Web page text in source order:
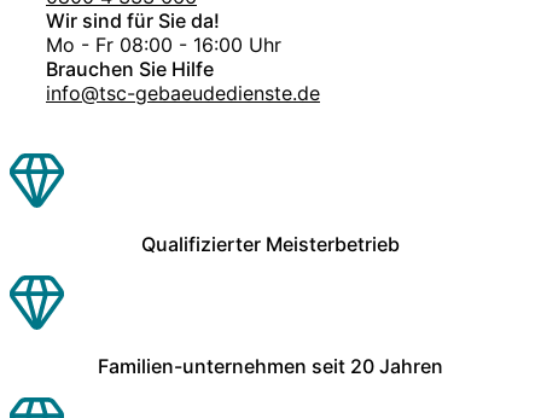
Wir sind für Sie da!
Mo - Fr 08:00 - 16:00 Uhr
Brauchen Sie Hilfe
info@tsc-gebaeudedienste.de
Qualifizierter Meisterbetrieb
Familien-unternehmen seit 20 Jahren